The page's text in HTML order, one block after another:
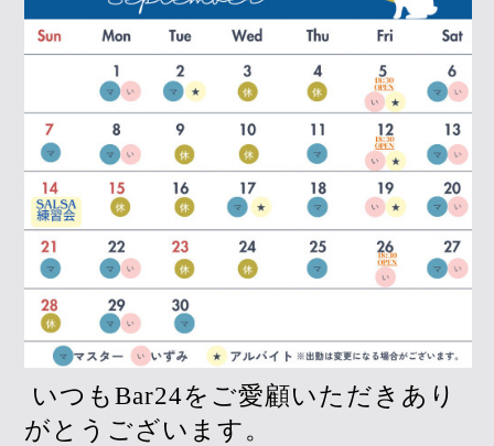
いつもBar24をご愛顧いただきあり
がとうございます。